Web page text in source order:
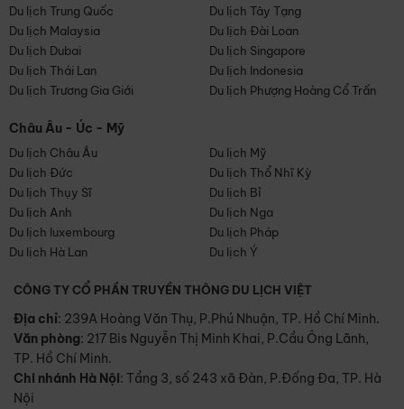
Du lịch Trung Quốc
Du lịch Tây Tạng
Du lịch Malaysia
Du lịch Đài Loan
Du lịch Dubai
Du lịch Singapore
Du lịch Thái Lan
Du lịch Indonesia
Du lịch Trương Gia Giới
Du lịch Phượng Hoàng Cổ Trấn
Châu Âu - Úc - Mỹ
Du lịch Châu Âu
Du lịch Mỹ
Du lịch Đức
Du lịch Thổ Nhĩ Kỳ
Du lịch Thụy Sĩ
Du lịch Bỉ
Du lịch Anh
Du lịch Nga
Du lịch luxembourg
Du lịch Pháp
Du lịch Hà Lan
Du lịch Ý
CÔNG TY CỔ PHẦN TRUYỀN THÔNG DU LỊCH VIỆT
Địa chỉ: 239A Hoàng Văn Thụ, P.Phú Nhuận, TP. Hồ Chí Minh.
Văn phòng: 217 Bis Nguyễn Thị Minh Khai, P.Cầu Ông Lãnh,
TP. Hồ Chí Minh.
Chi nhánh Hà Nội: Tầng 3, số 243 xã Đàn, P.Đống Đa, TP. Hà
Nội